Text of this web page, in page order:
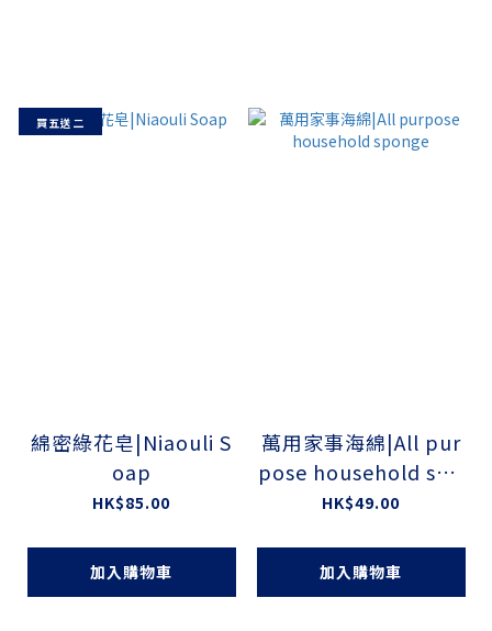
買五送二
綿密綠花皂|Niaouli S
oap
HK$85.00
加入購物車
萬用家事海綿|All pur
pose household spo
nge
HK$49.00
加入購物車